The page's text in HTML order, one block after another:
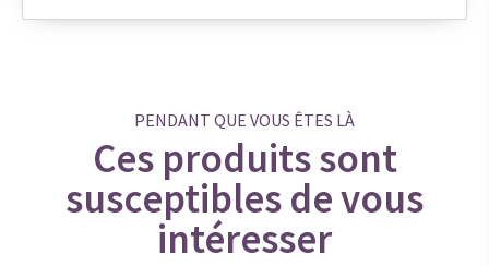
PENDANT QUE VOUS ÊTES LÀ
Ces produits sont
susceptibles de vous
intéresser